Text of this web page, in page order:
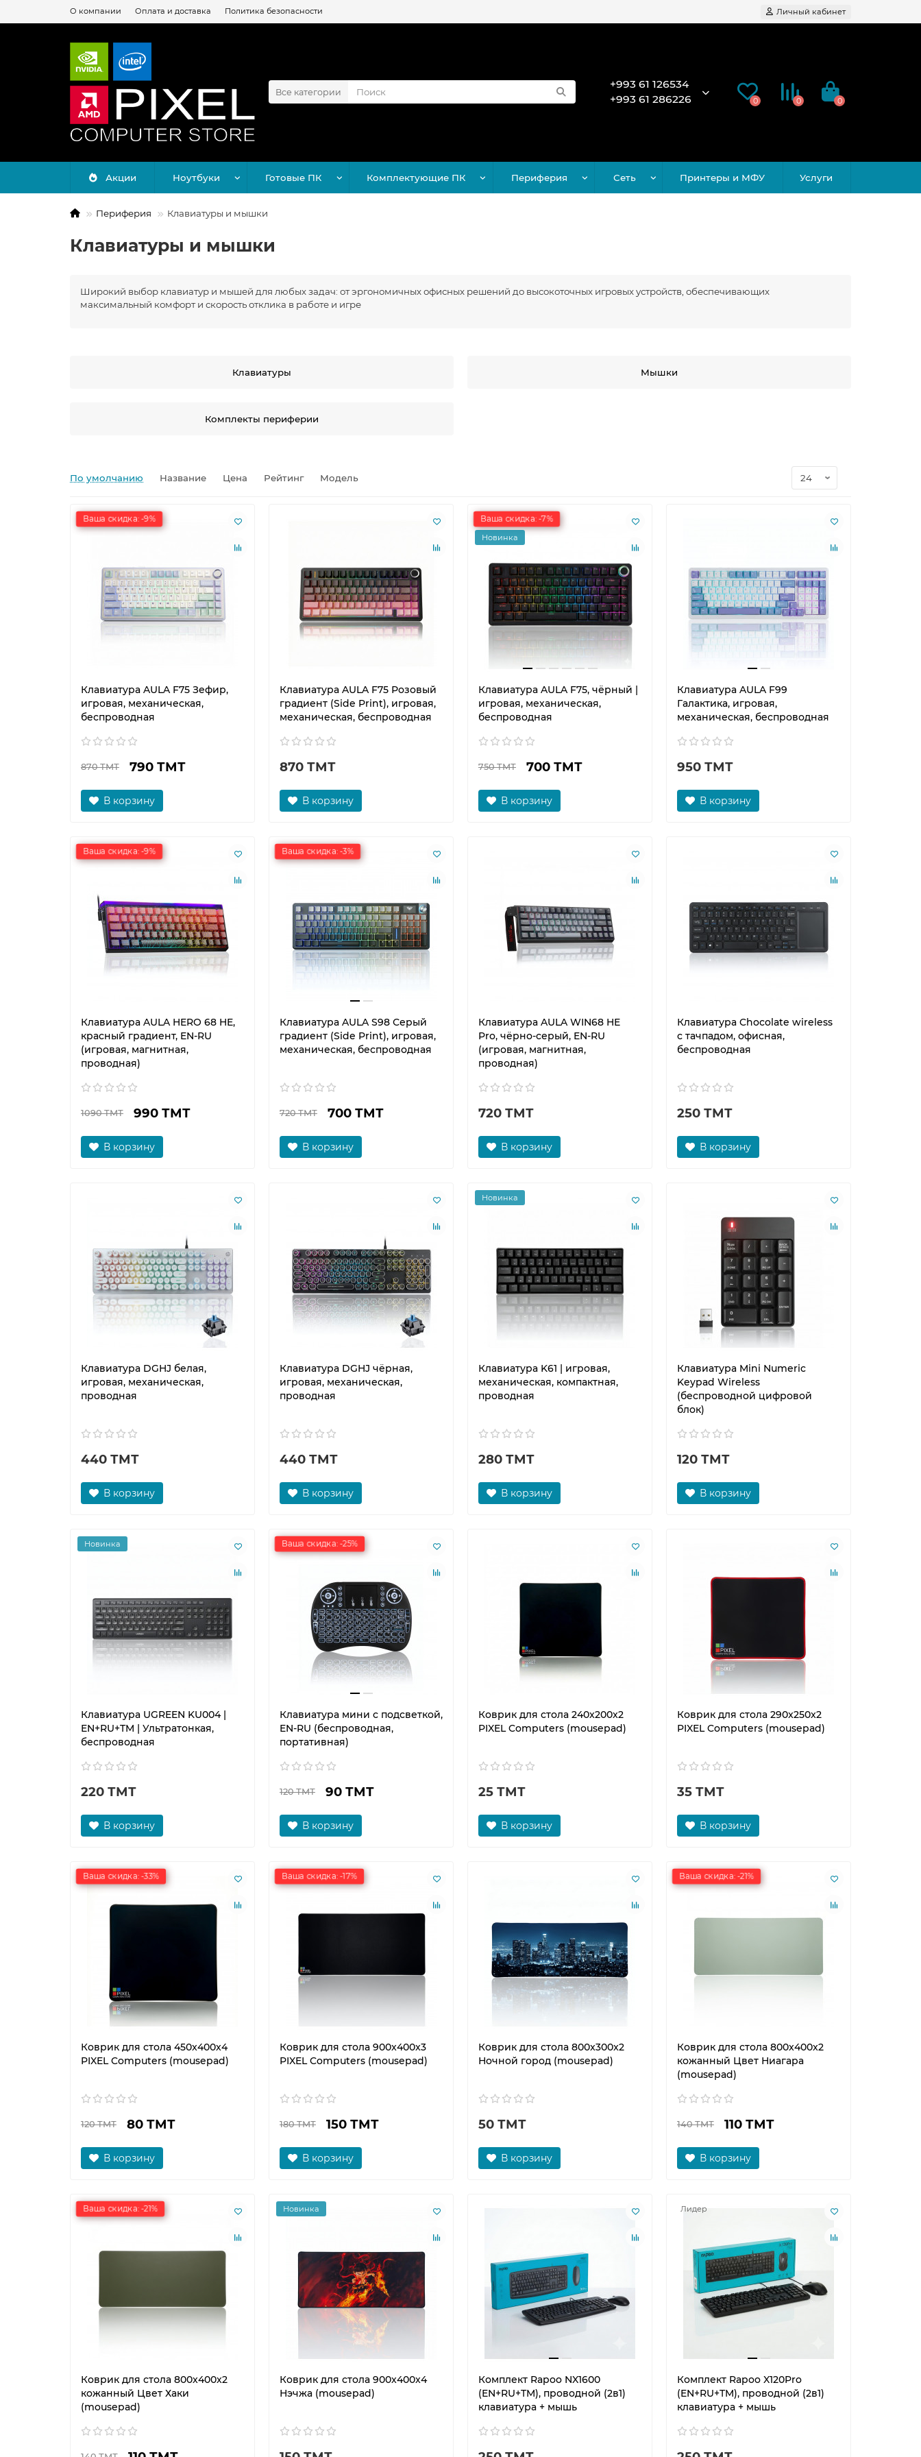
О компании Оплата и доставка Политика безопасности Личный кабинет
Все категории
+993 61 126534
+993 61 286226
0 0 0
Акции Ноутбуки Готовые ПК Комплектующие ПК Периферия Сеть Принтеры и МФУ Услуги
Периферия Клавиатуры и мышки
Клавиатуры и мышки
Широкий выбор клавиатур и мышей для любых задач: от эргономичных офисных решений до высокоточных игровых устройств, обеспечивающих
максимальный комфорт и скорость отклика в работе и игре
Клавиатуры Мышки
Комплекты периферии
По умолчанию Название Цена Рейтинг Модель
Ваша скидка: -9%
Клавиатура AULA F75 Зефир,
игровая, механическая,
беспроводная
870 ТМТ 790 ТМТ
В корзину
Клавиатура AULA F75 Розовый
градиент (Side Print), игровая,
механическая, беспроводная
870 ТМТ
В корзину
Ваша скидка: -7%
Новинка
Клавиатура AULA F75, чёрный |
игровая, механическая,
беспроводная
750 ТМТ 700 ТМТ
В корзину
Клавиатура AULA F99
Галактика, игровая,
механическая, беспроводная
950 ТМТ
В корзину
Ваша скидка: -9%
Клавиатура AULA HERO 68 HE,
красный градиент, EN-RU
(игровая, магнитная,
проводная)
1090 ТМТ 990 ТМТ
В корзину
Ваша скидка: -3%
Клавиатура AULA S98 Серый
градиент (Side Print), игровая,
механическая, беспроводная
720 ТМТ 700 ТМТ
В корзину
Клавиатура AULA WIN68 HE
Pro, чёрно-серый, EN-RU
(игровая, магнитная,
проводная)
720 ТМТ
В корзину
Клавиатура Chocolate wireless
с тачпадом, офисная,
беспроводная
250 ТМТ
В корзину
Клавиатура DGHJ белая,
игровая, механическая,
проводная
440 ТМТ
В корзину
Клавиатура DGHJ чёрная,
игровая, механическая,
проводная
440 ТМТ
В корзину
Новинка
Клавиатура K61 | игровая,
механическая, компактная,
проводная
280 ТМТ
В корзину
Клавиатура Mini Numeric
Keypad Wireless
(беспроводной цифровой
блок)
120 ТМТ
В корзину
Новинка
Клавиатура UGREEN KU004 |
EN+RU+TM | Ультратонкая,
беспроводная
220 ТМТ
В корзину
Ваша скидка: -25%
Клавиатура мини с подсветкой,
EN-RU (беспроводная,
портативная)
120 ТМТ 90 ТМТ
В корзину
Коврик для стола 240x200x2
PIXEL Computers (mousepad)
25 ТМТ
В корзину
Коврик для стола 290x250x2
PIXEL Computers (mousepad)
35 ТМТ
В корзину
Ваша скидка: -33%
Коврик для стола 450x400x4
PIXEL Computers (mousepad)
120 ТМТ 80 ТМТ
В корзину
Ваша скидка: -17%
Коврик для стола 900x400x3
PIXEL Computers (mousepad)
180 ТМТ 150 ТМТ
В корзину
Коврик для стола 800x300x2
Ночной город (mousepad)
50 ТМТ
В корзину
Ваша скидка: -21%
Коврик для стола 800x400x2
кожанный Цвет Ниагара
(mousepad)
140 ТМТ 110 ТМТ
В корзину
Ваша скидка: -21%
Коврик для стола 800x400x2
кожанный Цвет Хаки
(mousepad)
Новинка
Коврик для стола 900x400x4
Нэчжа (mousepad)
Комплект Rapoo NX1600
(EN+RU+TM), проводной (2в1)
клавиатура + мышь
Лидер
Комплект Rapoo X120Pro
(EN+RU+TM), проводной (2в1)
клавиатура + мышь